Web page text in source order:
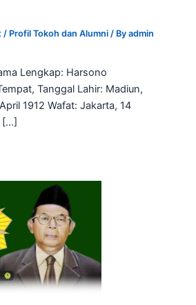
/ Profil Tokoh dan Alumni / Byadmin
Lengkap: Harsono
Tanggal Lahir: Madiun,
1912 Wafat: Jakarta, 14
[…]